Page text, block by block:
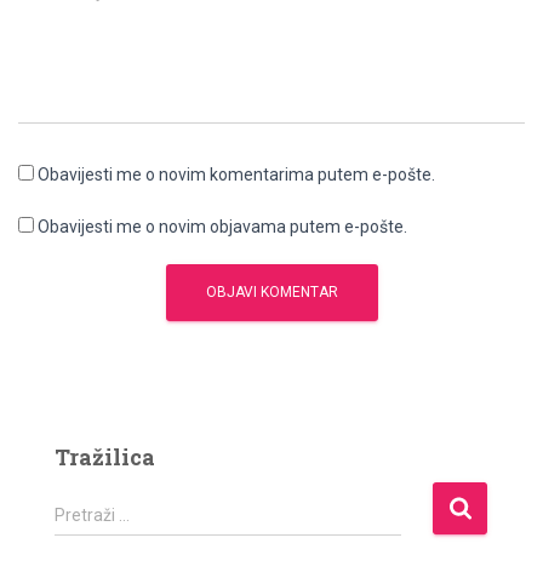
Obavijesti me o novim komentarima putem e-pošte.
Obavijesti me o novim objavama putem e-pošte.
Tražilica
P
r
Pretraži …